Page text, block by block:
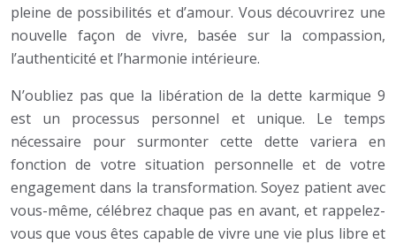
pleine de possibilités et d’amour. Vous découvrirez une
nouvelle façon de vivre, basée sur la compassion,
l’authenticité et l’harmonie intérieure.
N’oubliez pas que la libération de la dette karmique 9
est un processus personnel et unique. Le temps
nécessaire pour surmonter cette dette variera en
fonction de votre situation personnelle et de votre
engagement dans la transformation. Soyez patient avec
vous-même, célébrez chaque pas en avant, et rappelez-
vous que vous êtes capable de vivre une vie plus libre et